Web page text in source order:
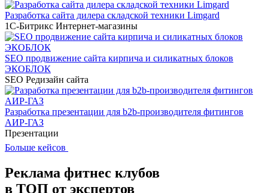
Разработка сайта дилера складской техники Limgard
1С-Битрикс Интернет-магазины
SEO продвижение сайта кирпича и силикатных блоков
ЭКОБЛОК
SEO Редизайн сайта
Разработка презентации для b2b-производителя фитингов
АИР-ГАЗ
Презентации
Больше кейсов
Реклама фитнес клубов
в ТОП от экспертов